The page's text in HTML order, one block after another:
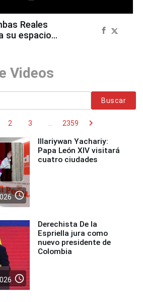
Reales
su espacio y
Videos
Buscar
2 3 2359 chevron_right
access_time
Illariywan Yachariy:
Papa León XIV visitará
cuatro ciudades
access_time
Derechista De la
Espriella jura como
nuevo presidente de
Colombia